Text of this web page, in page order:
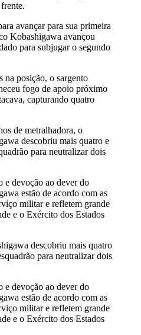
avançar para sua primeira
Kobashigawa avançou
para subjugar o segundo
na posição, o sargento
fogo de apoio próximo
capturando quatro
de metralhadora, o
descobriu mais quatro e
para neutralizar dois
e devoção ao dever do
estão de acordo com as
militar e refletem grande
e o Exército dos Estados
descobriu mais quatro
para neutralizar dois
e devoção ao dever do
estão de acordo com as
militar e refletem grande
e o Exército dos Estados